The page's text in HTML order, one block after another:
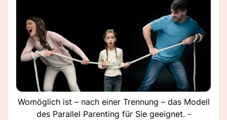
Womöglich ist – nach einer Trennung – das Modell
des Parallel Parenting für Sie geeignet. -